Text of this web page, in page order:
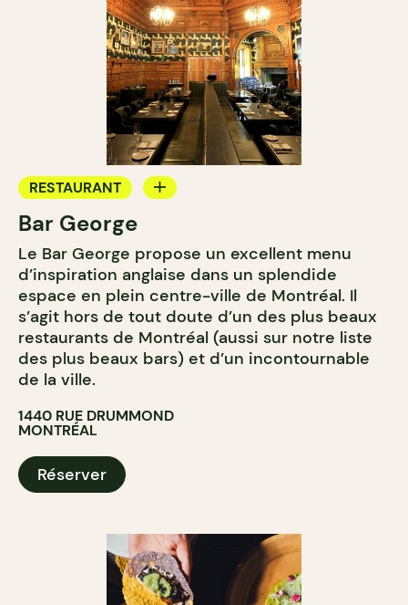
RESTAURANT
BAR
BAR À COCKTAIL
Bar George
Le Bar George propose un excellent menu
d’inspiration anglaise dans un splendide
espace en plein centre-ville de Montréal. Il
s’agit hors de tout doute d’un des plus beaux
restaurants de Montréal (aussi sur notre liste
des plus beaux bars) et d’un incontournable
de la ville.
1440 RUE DRUMMOND
MONTRÉAL
Réserver